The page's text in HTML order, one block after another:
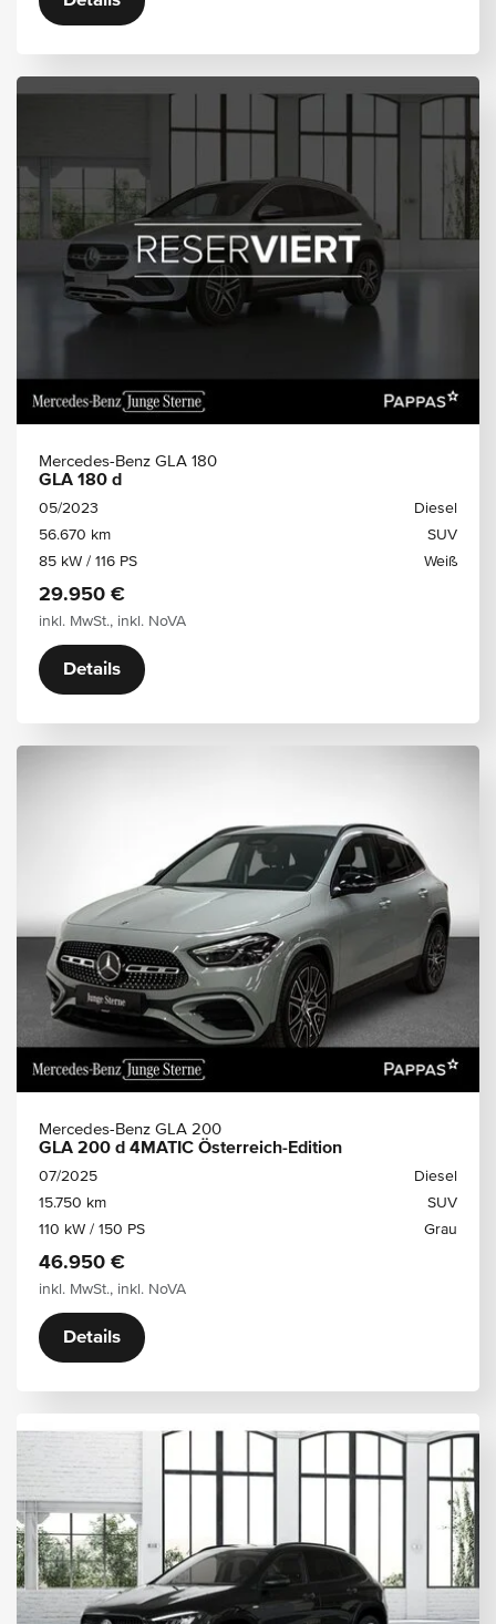
Mercedes-Benz GLA 180
GLA 180 d
05/2023
Diesel
56.670 km
SUV
85 kW / 116 PS
Weiß
29.950 €
inkl. MwSt., inkl. NoVA
Details
Mercedes-Benz GLA 200
GLA 200 d 4MATIC Österreich-Edition
07/2025
Diesel
15.750 km
SUV
110 kW / 150 PS
Grau
46.950 €
inkl. MwSt., inkl. NoVA
Details